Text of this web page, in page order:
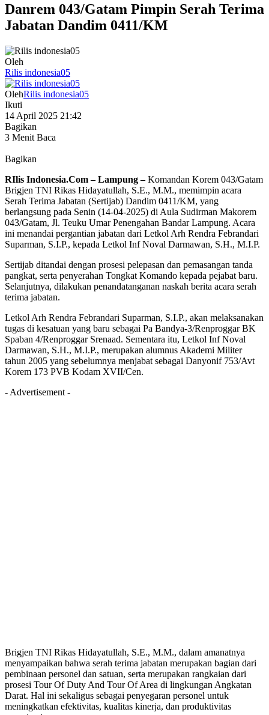
Danrem 043/Gatam Pimpin Serah Terima
Jabatan Dandim 0411/KM
Oleh
Rilis indonesia05
OlehRilis indonesia05
Ikuti
14 April 2025 21:42
Bagikan
3 Menit Baca
Bagikan
RIlis Indonesia.Com – Lampung –Komandan Korem 043/Gatam
Brigjen TNI Rikas Hidayatullah, S.E., M.M., memimpin acara
Serah Terima Jabatan (Sertijab) Dandim 0411/KM, yang
berlangsung pada Senin (14-04-2025) di Aula Sudirman Makorem
043/Gatam, Jl. Teuku Umar Penengahan Bandar Lampung. Acara
ini menandai pergantian jabatan dari Letkol Arh Rendra Febrandari
Suparman, S.I.P., kepada Letkol Inf Noval Darmawan, S.H., M.I.P.
Sertijab ditandai dengan prosesi pelepasan dan pemasangan tanda
pangkat, serta penyerahan Tongkat Komando kepada pejabat baru.
Selanjutnya, dilakukan penandatanganan naskah berita acara serah
terima jabatan.
Letkol Arh Rendra Febrandari Suparman, S.I.P., akan melaksanakan
tugas di kesatuan yang baru sebagai Pa Bandya-3/Renproggar BK
Spaban 4/Renproggar Srenaad. Sementara itu, Letkol Inf Noval
Darmawan, S.H., M.I.P., merupakan alumnus Akademi Militer
tahun 2005 yang sebelumnya menjabat sebagai Danyonif 753/Avt
Korem 173 PVB Kodam XVII/Cen.
- Advertisement -
Brigjen TNI Rikas Hidayatullah, S.E., M.M., dalam amanatnya
menyampaikan bahwa serah terima jabatan merupakan bagian dari
pembinaan personel dan satuan, serta merupakan rangkaian dari
prosesi Tour Of Duty And Tour Of Area di lingkungan Angkatan
Darat. Hal ini sekaligus sebagai penyegaran personel untuk
meningkatkan efektivitas, kualitas kinerja, dan produktivitas